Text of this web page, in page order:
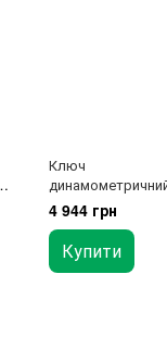
Ключ
"x517мм (L) 40-
4 944 грн
Купити